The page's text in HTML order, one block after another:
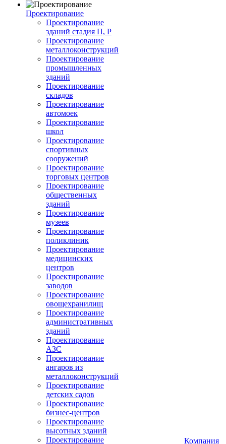
Проектирование
Проектирование
зданий стадия П, Р
Проектирование
металлоконструкций
Проектирование
промышленных
зданий
Проектирование
складов
Проектирование
автомоек
Проектирование
школ
Проектирование
спортивных
сооружений
Проектирование
торговых центров
Проектирование
общественных
зданий
Проектирование
музеев
Проектирование
поликлиник
Проектирование
медицинских
центров
Проектирование
заводов
Проектирование
овощехранилищ
Проектирование
административных
зданий
Проектирование
АЗС
Проектирование
ангаров из
металлоконструкций
Проектирование
детских садов
Проектирование
бизнес-центров
Проектирование
высотных зданий
Проектирование
Компания